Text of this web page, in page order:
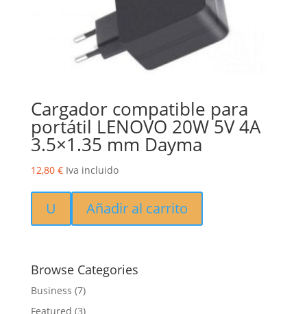
Cargador compatible para
portátil LENOVO 20W 5V 4A
3.5×1.35 mm Dayma
12,80 € Iva incluido
U Añadir al carrito
Browse Categories
Business (7)
Featured (3)